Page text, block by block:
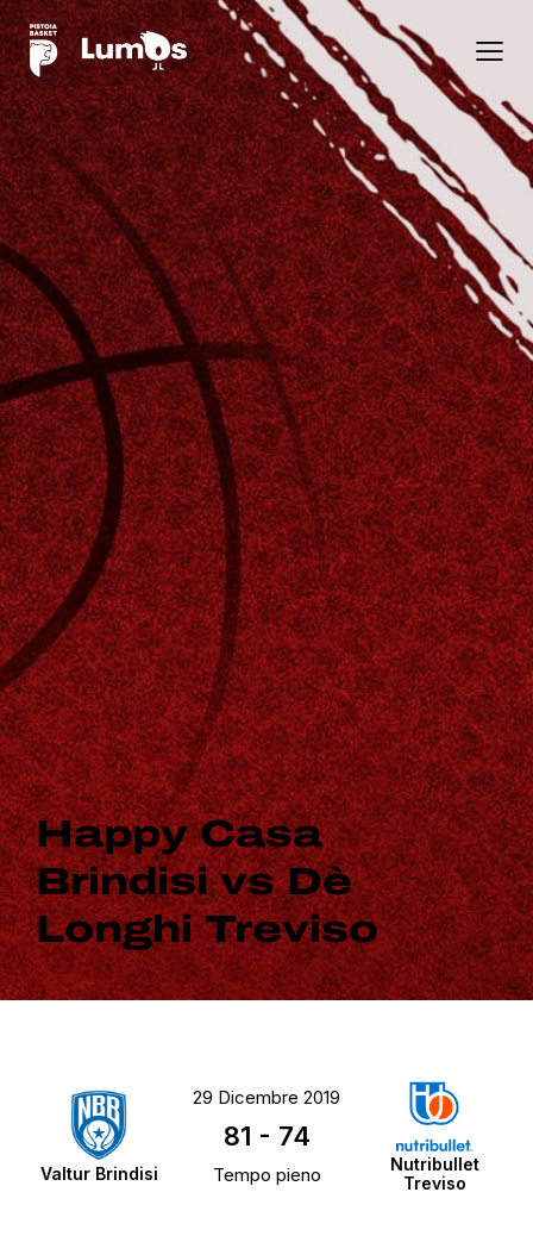
Happy Casa
Brindisi vs Dè
Longhi Treviso
Valtur Brindisi
Nutribullet
Treviso
29 Dicembre 2019
81 - 74
Tempo pieno